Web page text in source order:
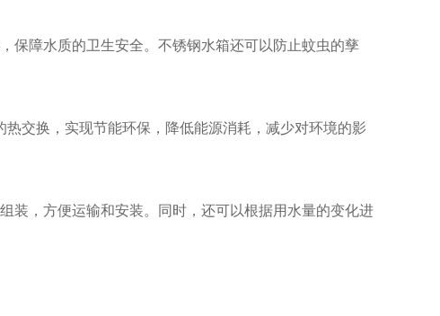
保障水质的卫生安全。不锈钢水箱还可以防止蚊虫的孳
交换，实现节能环保，降低能源消耗，减少对环境的影
装，方便运输和安装。同时，还可以根据用水量的变化进